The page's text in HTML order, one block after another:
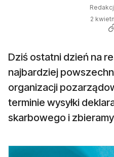
2
Dziś ostatni dzień na
najbardziej
organizacji
terminie wysyłki
skarbowego i